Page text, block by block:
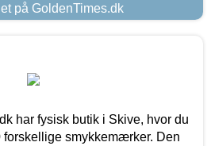
på GoldenTimes.dk
har fysisk butik i Skive, hvor du
forskellige smykkemærker. Den